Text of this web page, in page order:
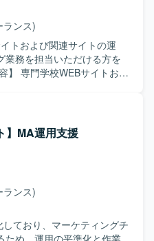
い、事業成長に直結する
す。 文言修正だけでな
全体の品質向上に関わって
た業務スタイルが根付いて
。 フルリモート・副業・短
を崩さずに安全な更新作
指示を待つだけでなく、サ
発的に動ける方を求めてい
なく、サイトをより良くす
走できる方を求めていま
ランス)
トおよび関連サイトの運
業務を担当いただける方を
装や、既存ページの調整・
】 サイ
、丁寧かつ正確にコーディ
。コミュニケーションを
方ですと望ましいです。
のWEBサイトに継続的に関
運用方針を踏まえたコー
だけます。デザイン意図
、より実務的なフロントエ
環境】
】MA運用支援
ランス)
しており、マーケティングチ
ため、運用の平準化と作業